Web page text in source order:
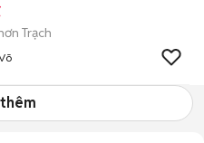
Trạch